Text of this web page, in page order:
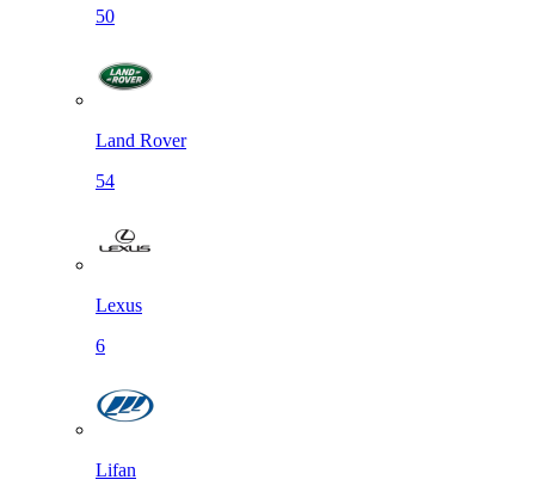
50
Land Rover
54
Lexus
6
Lifan